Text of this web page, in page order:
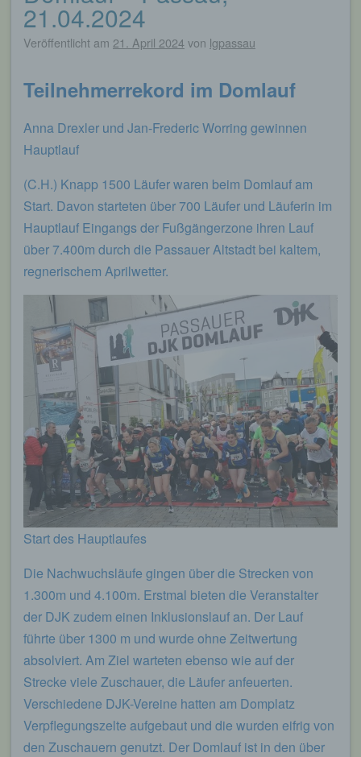
21.04.2024
Veröffentlicht am 21. April 2024 von lgpassau
Teilnehmerrekord im Domlauf
Anna Drexler und Jan-Frederic Worring gewinnen
Hauptlauf
(C.H.) Knapp 1500 Läufer waren beim Domlauf am
Start. Davon starteten über 700 Läufer und Läuferin im
Hauptlauf Eingangs der Fußgängerzone ihren Lauf
über 7.400m durch die Passauer Altstadt bei kaltem,
regnerischem Aprilwetter.
Start des Hauptlaufes
Die Nachwuchsläufe gingen über die Strecken von
1.300m und 4.100m. Erstmal bieten die Veranstalter
der DJK zudem einen Inklusionslauf an. Der Lauf
führte über 1300 m und wurde ohne Zeitwertung
absolviert. Am Ziel warteten ebenso wie auf der
Strecke viele Zuschauer, die Läufer anfeuerten.
Verschiedene DJK-Vereine hatten am Domplatz
Verpflegungszelte aufgebaut und die wurden eifrig von
den Zuschauern genutzt. Der Domlauf ist in den über